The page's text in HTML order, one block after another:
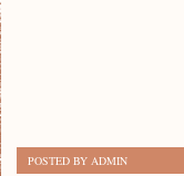
POSTED BY ADMIN